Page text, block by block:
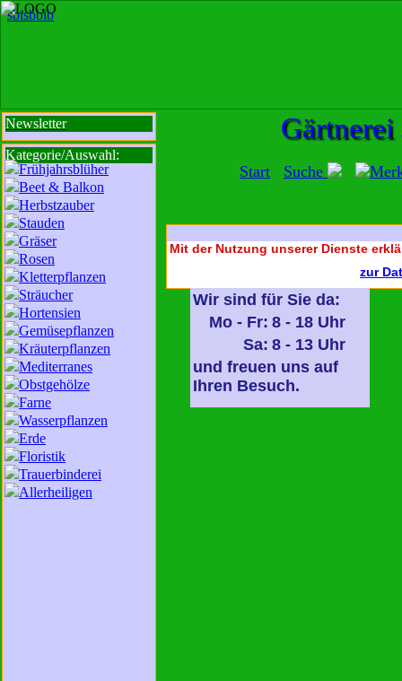
sbisbbib
Start Suche
Gärtnerei
Newsletter
Kategorie/Auswahl:
Frühjahrsblüher
Beet & Balkon
Herbstzauber
Stauden
Gräser
Rosen
Kletterpflanzen
Sträucher
Hortensien
Gemüsepflanzen
Kräuterpflanzen
Mediterranes
Obstgehölze
Farne
Wasserpflanzen
Erde
Floristik
Trauerbinderei
Allerheiligen
Wir sind für Sie da:
Mo - Fr: 8 - 18 Uhr
Sa: 8 - 13 Uhr
und freuen uns auf
Ihren Besuch.
Mit der Nutzung unserer Dienste
zur